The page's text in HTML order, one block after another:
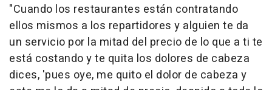
"Cuando los restaurantes están contratando
ellos mismos a los repartidores y alguien te da
un servicio por la mitad del precio de lo que a ti te
está costando y te quita los dolores de cabeza
dices, 'pues oye, me quito el dolor de cabeza y